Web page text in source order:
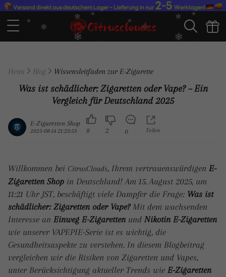
Heim Blog Wissensleitfaden zur E-Zigarette
Was ist schädlicher: Zigaretten oder Vape? – Ein
Vergleich für Deutschland 2025
E-Zigaretten Shop
2025-08-14 21:23:53 8 2 0 Teilen
Willkommen bei CitrusClouds, Ihrem vertrauenswürdigen E-
Zigaretten Shop in Deutschland! Am 15. August 2025, um
11:21 Uhr JST, beschäftigt viele Dampfer die Frage: Was ist
schädlicher: Zigaretten oder Vape?Mit dem wachsenden
Interesse an Einweg E-Zigaretten und Nikotin E-Zigaretten
wie unserer VAPEPIE-Serie ist es wichtig, die
Gesundheitsaspekte zu verstehen. In diesem Blogbeitrag
vergleichen wir die Risiken von Zigaretten und Vapes,
unter Berücksichtigung aktueller Trends wie E-Zigaretten